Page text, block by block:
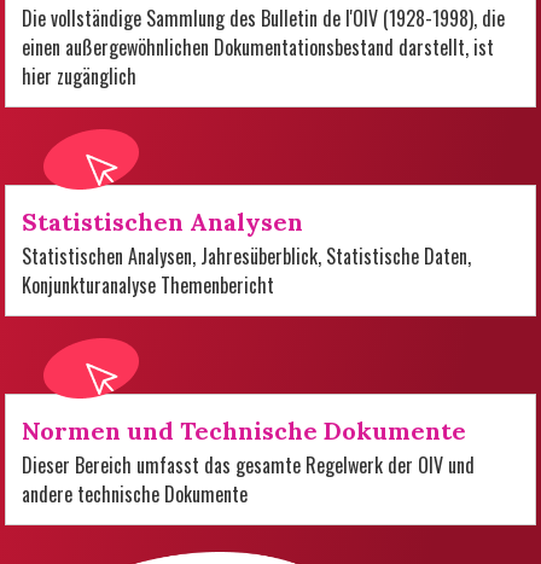
Die vollständige Sammlung des Bulletin de l'OIV (1928-1998), die
einen außergewöhnlichen Dokumentationsbestand darstellt, ist
hier zugänglich
Statistischen Analysen
Statistischen Analysen, Jahresüberblick, Statistische Daten,
Konjunkturanalyse Themenbericht
Normen und Technische Dokumente
Dieser Bereich umfasst das gesamte Regelwerk der OIV und
andere technische Dokumente